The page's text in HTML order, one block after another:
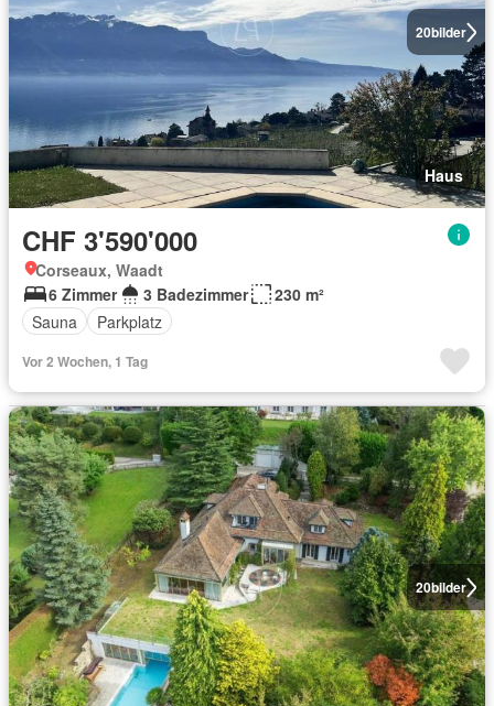
20bilder
Haus
CHF 3'590'000
Corseaux, Waadt
6 Zimmer
3 Badezimmer
230 m²
Sauna
Parkplatz
Vor 2 Wochen, 1 Tag
20bilder